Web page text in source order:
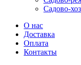
Садово-
О нас
Доставка
Оплата
Контакты